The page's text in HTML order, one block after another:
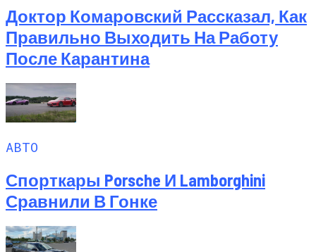
Доктор Комаровский Рассказал, Как
Правильно Выходить На Работу
После Карантина
АВТО
Спорткары Porsche И Lamborghini
Сравнили В Гонке